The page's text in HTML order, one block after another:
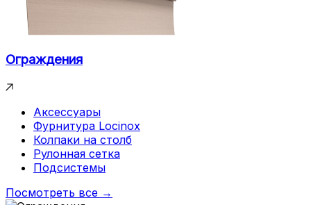
Ограждения
Аксессуары
Фурнитура Locinox
Колпаки на столб
Рулонная сетка
Подсистемы
Посмотреть все →